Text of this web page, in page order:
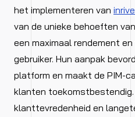
het implementeren van
van de unieke behoeften
een maximaal rendement
gebruiker. Hun aanpak
platform en maakt de PIM-
klanten
klanttevredenheid en